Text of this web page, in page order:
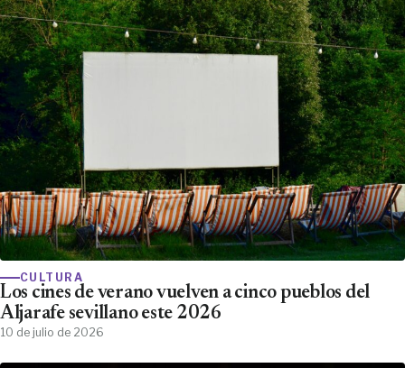
CULTURA
Los cines de verano vuelven a cinco pueblos del
Aljarafe sevillano este 2026
10 de julio de 2026